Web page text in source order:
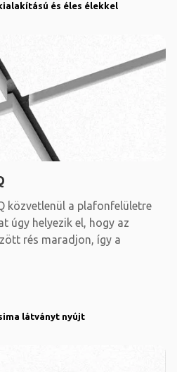
és éles élekkel
közvetlenül a plafonfelületre
úgy helyezik el, hogy az
rés maradjon, így a
látványt nyújt